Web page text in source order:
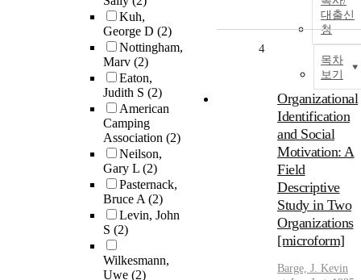
Kuh,
George D (2)
Nottingham,
Marv (2)
Eaton,
Judith S (2)
American
Camping
Association (2)
Neilson,
Gary L (2)
Pasternack,
Bruce A(2)
Levin, John
S (2)
Wilkesmann,
Uwe (2)
대출신
청
목차
보기
4
Organizational
Identification
and Social
Motivation: A
Field
Descriptive
Study in Two
Organizations
[microform]
Barge, J. Kevin